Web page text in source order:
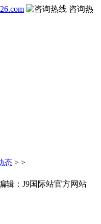
咨询热
态 > >
辑：J9国际站官方网站